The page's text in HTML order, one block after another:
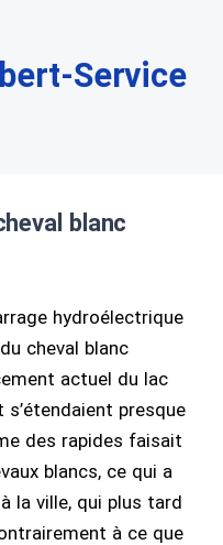
Service
blanc
hydroélectrique
cheval blanc
actuel du lac
presque
des rapides faisait
blancs, ce qui a
la ville, qui plus tard
à ce que